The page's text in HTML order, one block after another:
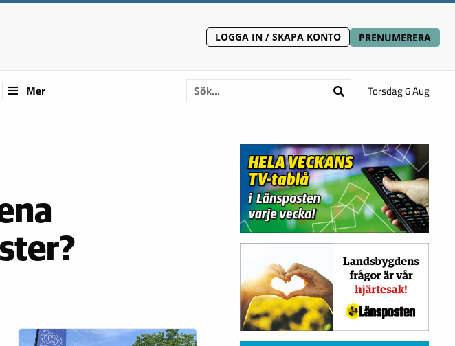
LOGGA IN / SKAPA KONTO PRENUMERERA
Mer Torsdag 6 Aug